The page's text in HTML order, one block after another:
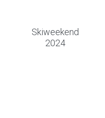
Skiweekend
2024